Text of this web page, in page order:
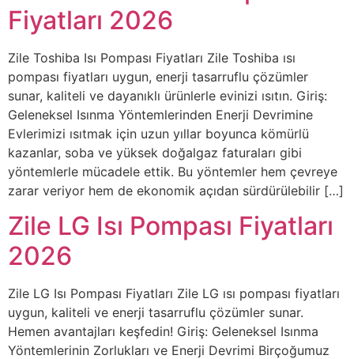
Fiyatları 2026
Zile Toshiba Isı Pompası Fiyatları Zile Toshiba ısı
pompası fiyatları uygun, enerji tasarruflu çözümler
sunar, kaliteli ve dayanıklı ürünlerle evinizi ısıtın. Giriş:
Geleneksel Isınma Yöntemlerinden Enerji Devrimine
Evlerimizi ısıtmak için uzun yıllar boyunca kömürlü
kazanlar, soba ve yüksek doğalgaz faturaları gibi
yöntemlerle mücadele ettik. Bu yöntemler hem çevreye
zarar veriyor hem de ekonomik açıdan sürdürülebilir […]
Zile LG Isı Pompası Fiyatları
2026
Zile LG Isı Pompası Fiyatları Zile LG ısı pompası fiyatları
uygun, kaliteli ve enerji tasarruflu çözümler sunar.
Hemen avantajları keşfedin! Giriş: Geleneksel Isınma
Yöntemlerinin Zorlukları ve Enerji Devrimi Birçoğumuz